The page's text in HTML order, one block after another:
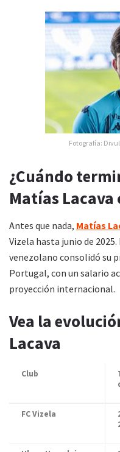
Fotografía:
¿Cuándo
Matías Lacava
Antes que nada, Matías
Vizela hasta junio de
venezolano consolidó su
Portugal, con un salario
proyección internacional.
Vea la
Lacava
Club
FC Vizela